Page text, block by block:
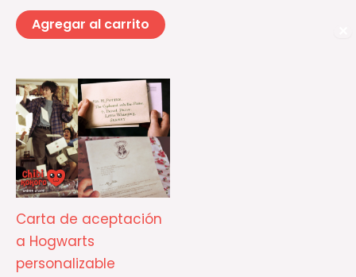
Agregar al carrito
Carta de aceptación
a Hogwarts
personalizable
Rango
de
precios:
desde
$1.000,00
hasta
$2.300,00
tiene
variantes.
Las